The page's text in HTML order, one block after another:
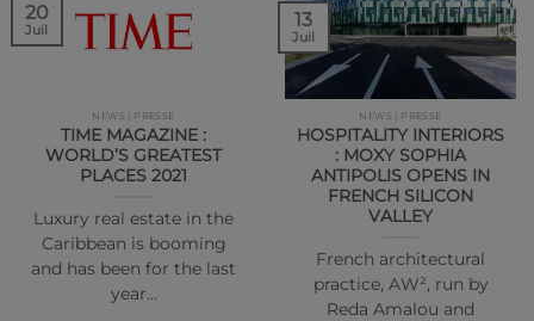
NEWS | PRESSE
TIME MAGAZINE :
WORLD’S GREATEST
PLACES 2021
Luxury real estate in the
Caribbean is booming
and has been for the last
year…
20
Juil
NEWS | PRESSE
HOSPITALITY INTERIORS
: MOXY SOPHIA
ANTIPOLIS OPENS IN
FRENCH SILICON
VALLEY
French architectural
practice, AW², run by
Reda Amalou and
13
Juil